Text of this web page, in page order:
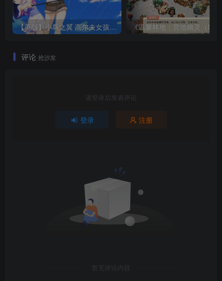
【美版】小鸟之翼 高尔夫女孩故事 .BIRDIE WING -Golf Girls’ Story- 中文
评论 抢沙发
请登录后发表评论
登录 注册
暂无评论内容